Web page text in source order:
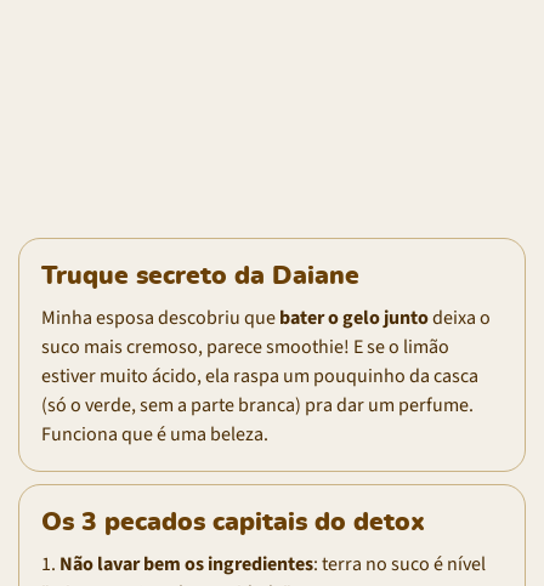
Truque secreto da Daiane
Minha esposa descobriu quebater o gelo juntodeixa o
suco mais cremoso, parece smoothie! E se o limão
estiver muito ácido, ela raspa um pouquinho da casca
(só o verde, sem a parte branca) pra dar um perfume.
Funciona que é uma beleza.
Os 3 pecados capitais do detox
1. Não lavar bem os ingredientes: terra no suco é nível